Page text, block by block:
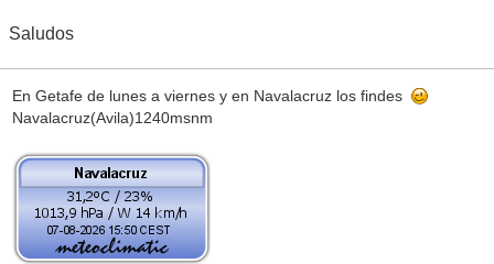
Saludos
En Getafe de lunes a viernes y en Navalacruz los findes
Navalacruz(Avila)1240msnm